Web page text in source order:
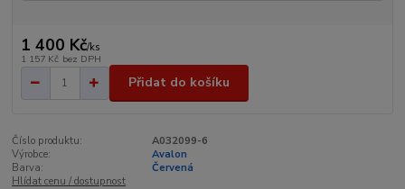
1 400 Kč/ks
1 157 Kč bez DPH
Přidat do košíku
Číslo produktu:
A032099-6
Výrobce:
Avalon
Barva:
Červená
Hlídat cenu / dostupnost